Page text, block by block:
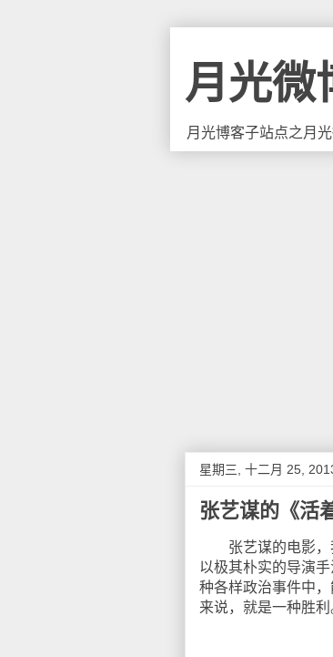
月光微
月光博客子站点之月
星期三, 十二月 25,
张艺谋的《活
张艺谋的电影，我
以极其朴实的导演
种各样政治事件中
来说，就是一种胜利